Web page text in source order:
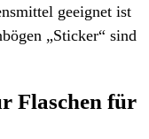
geeignet ist
„Sticker“ sind
Flaschen für